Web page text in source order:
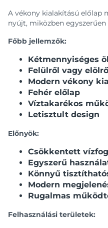
A vékony kialakítású előlap
nyújt, miközben
Főbb jellemzők:
Kétmennyiséges
Felülről vagy
Modern vékony
Fehér előlap
Víztakarékos
Letisztult design
Előnyök:
Csökkentett
Egyszerű
Könnyű
Modern
Rugalmas
Felhasználási területek: